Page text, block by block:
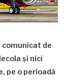
comunicat de
și nici
pe o perioadă